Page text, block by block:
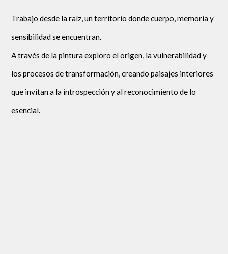
Trabajo desde la raíz, un territorio donde cuerpo, memoria y
sensibilidad se encuentran.
A través de la pintura exploro el origen, la vulnerabilidad y
los procesos de transformación, creando paisajes interiores
que invitan a la introspección y al reconocimiento de lo
esencial.